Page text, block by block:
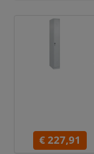
€ 227,91